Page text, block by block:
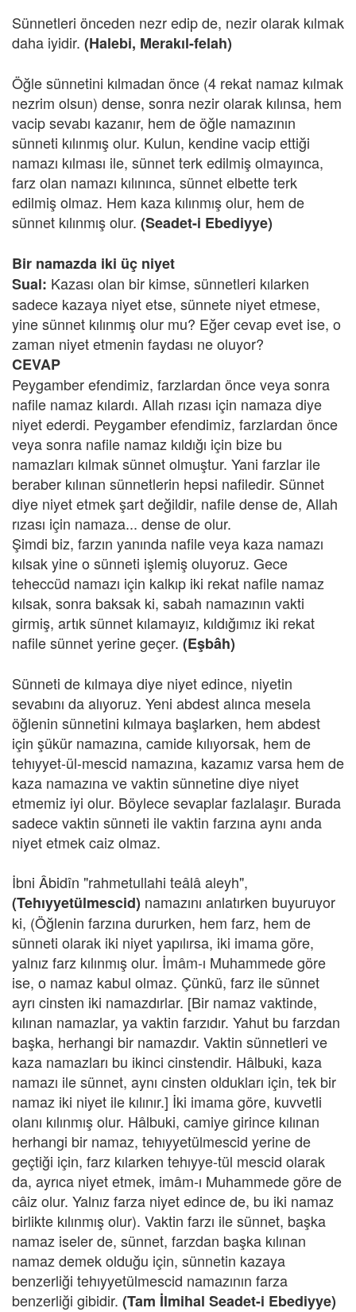
Sünnetleri önceden nezr edip de, nezir olarak kılmak
daha iyidir. (Halebi, Merakıl-felah)
Öğle sünnetini kılmadan önce (4 rekat namaz kılmak
nezrim olsun) dense, sonra nezir olarak kılınsa, hem
vacip sevabı kazanır, hem de öğle namazının
sünneti kılınmış olur. Kulun, kendine vacip ettiği
namazı kılması ile, sünnet terk edilmiş olmayınca,
farz olan namazı kılınınca, sünnet elbette terk
edilmiş olmaz. Hem kaza kılınmış olur, hem de
sünnet kılınmış olur. (Seadet-i Ebediyye)
Bir namazda iki üç niyet
Sual: Kazası olan bir kimse, sünnetleri kılarken
sadece kazaya niyet etse, sünnete niyet etmese,
yine sünnet kılınmış olur mu? Eğer cevap evet ise, o
zaman niyet etmenin faydası ne oluyor?
CEVAP
Peygamber efendimiz, farzlardan önce veya sonra
nafile namaz kılardı. Allah rızası için namaza diye
niyet ederdi. Peygamber efendimiz, farzlardan önce
veya sonra nafile namaz kıldığı için bize bu
namazları kılmak sünnet olmuştur. Yani farzlar ile
beraber kılınan sünnetlerin hepsi nafiledir. Sünnet
diye niyet etmek şart değildir, nafile dense de, Allah
rızası için namaza... dense de olur.
Şimdi biz, farzın yanında nafile veya kaza namazı
kılsak yine o sünneti işlemiş oluyoruz. Gece
teheccüd namazı için kalkıp iki rekat nafile namaz
kılsak, sonra baksak ki, sabah namazının vakti
girmiş, artık sünnet kılamayız, kıldığımız iki rekat
nafile sünnet yerine geçer. (Eşbâh)
Sünneti de kılmaya diye niyet edince, niyetin
sevabını da alıyoruz. Yeni abdest alınca mesela
öğlenin sünnetini kılmaya başlarken, hem abdest
için şükür namazına, camide kılıyorsak, hem de
tehıyyet-ül-mescid namazına, kazamız varsa hem de
kaza namazına ve vaktin sünnetine diye niyet
etmemiz iyi olur. Böylece sevaplar fazlalaşır. Burada
sadece vaktin sünneti ile vaktin farzına aynı anda
niyet etmek caiz olmaz.
İbni Âbidîn "rahmetullahi teâlâ aleyh",
(Tehıyyetülmescid) namazını anlatırken buyuruyor
ki, (Öğlenin farzına dururken, hem farz, hem de
sünneti olarak iki niyet yapılırsa, iki imama göre,
yalnız farz kılınmış olur. İmâm-ı Muhammede göre
ise, o namaz kabul olmaz. Çünkü, farz ile sünnet
ayrı cinsten iki namazdırlar. [Bir namaz vaktinde,
kılınan namazlar, ya vaktin farzıdır. Yahut bu farzdan
başka, herhangi bir namazdır. Vaktin sünnetleri ve
kaza namazları bu ikinci cinstendir. Hâlbuki, kaza
namazı ile sünnet, aynı cinsten oldukları için, tek bir
namaz iki niyet ile kılınır.] İki imama göre, kuvvetli
olanı kılınmış olur. Hâlbuki, camiye girince kılınan
herhangi bir namaz, tehıyyetülmescid yerine de
geçtiği için, farz kılarken tehıyye-tül mescid olarak
da, ayrıca niyet etmek, imâm-ı Muhammede göre de
câiz olur. Yalnız farza niyet edince de, bu iki namaz
birlikte kılınmış olur). Vaktin farzı ile sünnet, başka
namaz iseler de, sünnet, farzdan başka kılınan
namaz demek olduğu için, sünnetin kazaya
benzerliği tehıyyetülmescid namazının farza
benzerliği gibidir. (Tam İlmihal Seadet-i Ebediyye)